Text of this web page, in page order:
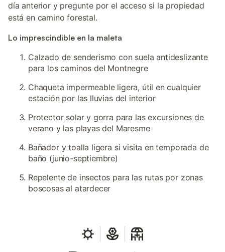
día anterior y pregunte por el acceso si la propiedad
está en camino forestal.
Lo imprescindible en la maleta
Calzado de senderismo con suela antideslizante
para los caminos del Montnegre
Chaqueta impermeable ligera, útil en cualquier
estación por las lluvias del interior
Protector solar y gorra para las excursiones de
verano y las playas del Maresme
Bañador y toalla ligera si visita en temporada de
baño (junio-septiembre)
Repelente de insectos para las rutas por zonas
boscosas al atardecer